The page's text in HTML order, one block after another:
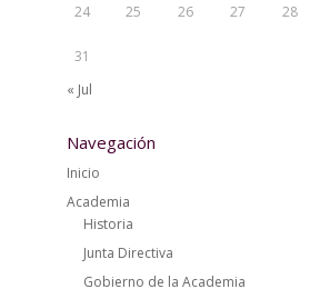
24 25 26 27 28
31
« Jul
Navegación
Inicio
Academia
Historia
Junta Directiva
Gobierno de la Academia